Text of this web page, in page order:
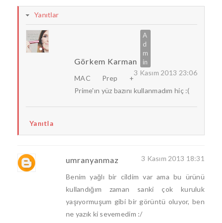
Yanıtlar
Görkem Karman
3 Kasım 2013 23:06
MAC Prep +
Prime'ın yüz bazını kullanmadım hiç :(
Yanıtla
umranyanmaz 3 Kasım 2013 18:31
Benim yağlı bir cildim var ama bu ürünü
kullandığım zaman sanki çok kuruluk
yaşıyormuşum gibi bir görüntü oluyor, ben
ne yazık ki sevemedim :/